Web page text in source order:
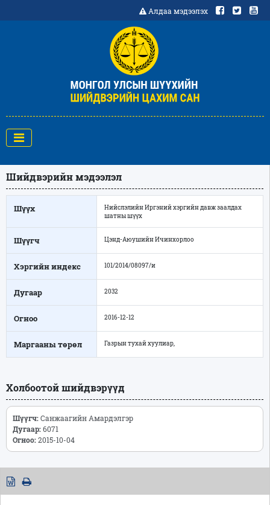
Алдаа мэдээлэх
Шийдвэрийн мэдээлэл
Шүүх
Нийслэлийн Иргэний хэргийн давж заалдах
шатны шүүх
Шүүгч Цэнд-Аюушийн Ичинхорлоо
Хэргийн индекс 101/2014/08097/и
Дугаар 2032
Огноо 2016-12-12
Маргааны төрөл Газрын тухай хуулиар,
Холбоотой шийдвэрүүд
Шүүгч:Санжаагийн Амардэлгэр
Дугаар:6071
Огноо:2015-10-04